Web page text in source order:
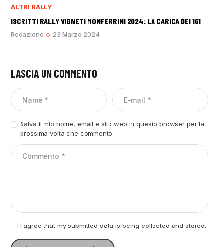
ALTRI RALLY
ISCRITTI RALLY VIGNETI MONFERRINI 2024: LA CARICA DEI 161
Redazione 23 Marzo 2024
LASCIA UN COMMENTO
Salva il mio nome, email e sito web in questo browser per la
prossima volta che commento.
I agree that my submitted data is being collected and stored.